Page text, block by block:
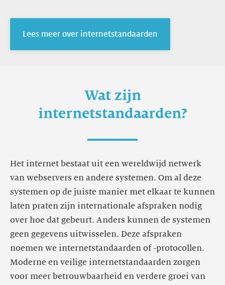
Lees meer over internetstandaarden
Wat zijn
internetstandaarden?
Het internet bestaat uit een wereldwijd netwerk
van webservers en andere systemen. Om al deze
systemen op de juiste manier met elkaar te kunnen
laten praten zijn internationale afspraken nodig
over hoe dat gebeurt. Anders kunnen de systemen
geen gegevens uitwisselen. Deze afspraken
noemen we internetstandaarden of -protocollen.
Moderne en veilige internetstandaarden zorgen
voor meer betrouwbaarheid en verdere groei van